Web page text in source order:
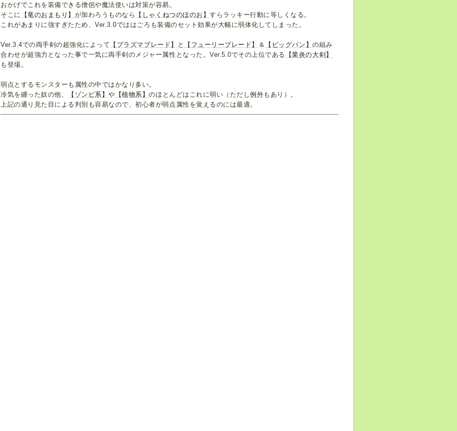
おかげでこれを装備できる僧侶や魔法使いは対策が容易。
そこに
【竜のおまもり】 が加わろうものなら 【しゃくねつのほのお】すらラッキー行動に等しくなる。
これがあまりに強すぎたため、Ver.3.0でははごろも装備のセット効果が大幅に弱体化してしまった。
Ver.3.4での両手剣の超強化によって 【プラズマブレード】 と 【フューリーブレード】 ＆ 【ビッグバン】の組み
合わせが超強力となった事で一気に両手剣のメジャー属性となった。Ver.5.0でその上位である
【業炎の大剣】
も登場。
弱点とするモンスターも属性の中ではかなり多い。
冷気を纏った奴の他、
【ゾンビ系】や 【植物系】のほとんどはこれに弱い（ただし例外もあり）。
上記の通り見た目による判別も容易なので、初心者が弱点属性を覚えるのには最適。